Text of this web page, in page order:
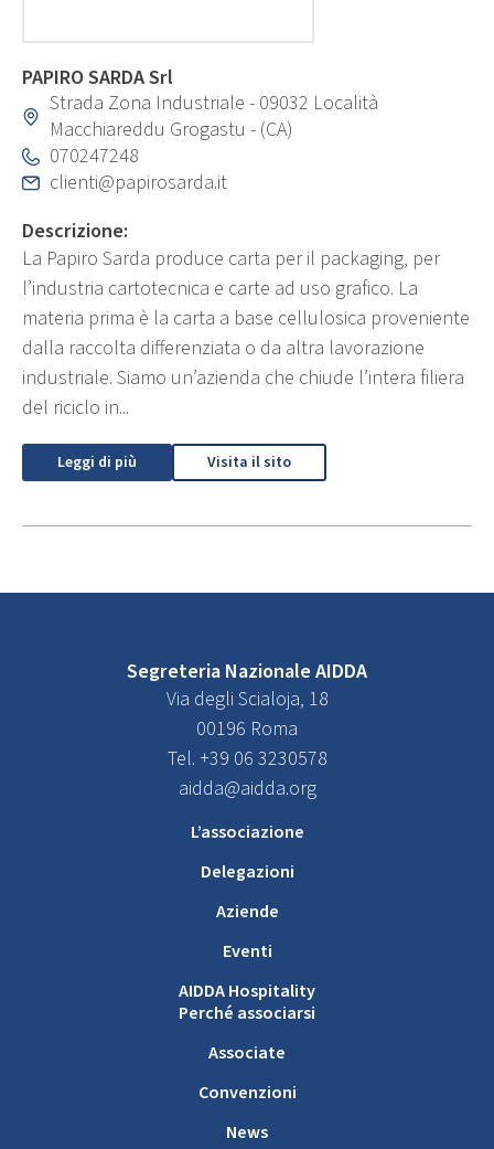
PAPIRO SARDA Srl
Strada Zona Industriale - 09032 Località
Macchiareddu Grogastu - (CA)
070247248
clienti@papirosarda.it
Descrizione:
La Papiro Sarda produce carta per il packaging, per
l’industria cartotecnica e carte ad uso grafico. La
materia prima è la carta a base cellulosica proveniente
dalla raccolta differenziata o da altra lavorazione
industriale. Siamo un’azienda che chiude l’intera filiera
del riciclo in...
Leggi di più Visita il sito
Segreteria Nazionale AIDDA
Via degli Scialoja, 18
00196 Roma
Tel. +39 06 3230578
aidda@aidda.org
L’associazione
Delegazioni
Aziende
Eventi
AIDDA Hospitality
Perché associarsi
Associate
Convenzioni
News